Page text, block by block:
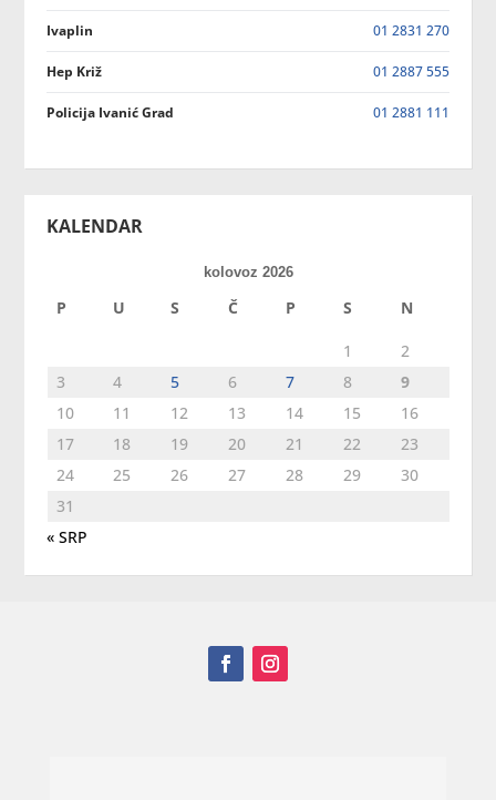
Ivaplin 01 2831 270
Hep Križ 01 2887 555
Policija Ivanić Grad 01 2881 111
KALENDAR
kolovoz 2026
P U S Č P S N
1
2
3
4 5 6 7 8
9
10
11 12 13 14 15
16
17
18 19 20 21 22
23
24
25 26 27 28 29
30
31
« SRP